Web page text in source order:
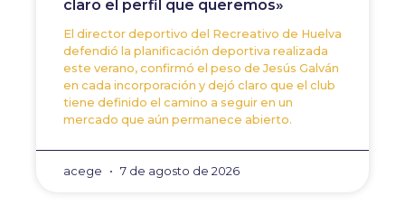
claro el perfil que queremos»
El director deportivo del Recreativo de Huelva
defendió la planificación deportiva realizada
este verano, confirmó el peso de Jesús Galván
en cada incorporación y dejó claro que el club
tiene definido el camino a seguir en un
mercado que aún permanece abierto.
acege 7 de agosto de 2026